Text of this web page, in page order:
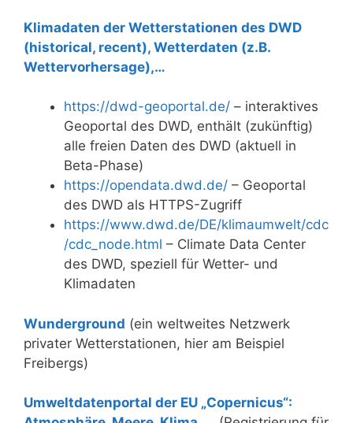
Klimadaten der Wetterstationen des DWD
(historical, recent), Wetterdaten (z.B.
Wettervorhersage),…
https://dwd-geoportal.de/ – interaktives
Geoportal des DWD, enthält (zukünftig)
alle freien Daten des DWD (aktuell in
Beta-Phase)
https://opendata.dwd.de/ – Geoportal
des DWD als HTTPS-Zugriff
https://www.dwd.de/DE/klimaumwelt/cdc
/cdc_node.html – Climate Data Center
des DWD, speziell für Wetter- und
Klimadaten
Wunderground (ein weltweites Netzwerk
privater Wetterstationen, hier am Beispiel
Freibergs)
Umweltdatenportal der EU „Copernicus“: